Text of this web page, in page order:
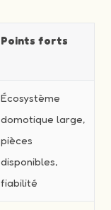
Points forts
Écosystème
domotique large,
pièces
disponibles,
fiabilité